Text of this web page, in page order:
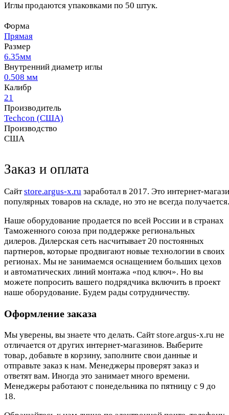
Иглы продаются упаковками по 50 штук.
Форма
Прямая
Размер
6.35мм
Внутренний диаметр иглы
0.508 мм
Калибр
21
Производитель
Techcon (США)
Производство
США
Заказ и оплата
Cайтstore.argus-x.ru заработал в 2017. Это интернет-
популярных товаров на складе, но это не всегда
Наше оборудование продается по всей России и в странах
Таможенного союза при поддержке региональных
дилеров. Дилерская сеть насчитывает 20 постоянных
партнеров, которые продвигают новые технологии в своих
регионах. Мы не занимаемся оснащением больших цехов
и автоматических линий монтажа «под ключ». Но вы
можете попросить вашего подрядчика включить в проект
наше оборудование. Будем рады сотрудничеству.
Оформление заказа
Мы уверены, вы знаете что делать. Сайт store.argus-x.ru не
отличается от других интернет-магазинов. Выберите
товар, добавьте в корзину, заполните свои данные и
отправьте заказ к нам. Менеджеры проверят заказ и
ответят вам. Иногда это занимает много времени.
Менеджеры работают с понедельника по пятницу с 9 до
18.